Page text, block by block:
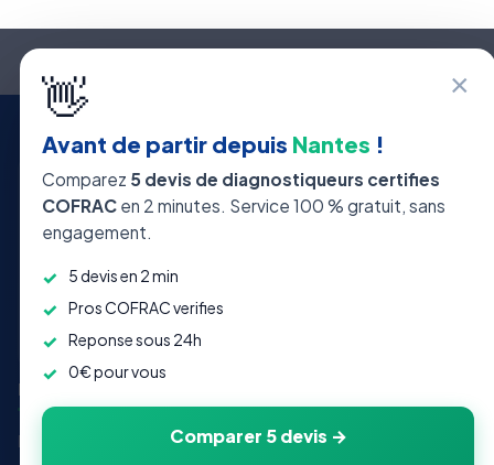
×
👋
Avant de partir depuis Nantes !
Comparez 5 devis de diagnostiqueurs certifies
COFRAC en 2 minutes. Service 100 % gratuit, sans
engagement.
5 devis en 2 min
Pros COFRAC verifies
Reponse sous 24h
0€ pour vous
Comparer 5 devis →
35 309
communes couvertes
4 800+
quartiers
247
avis clients (4.8/5)
24 h
⚡ Devis gratuit
DIAGNOSTICS
DPE - Performance energetique